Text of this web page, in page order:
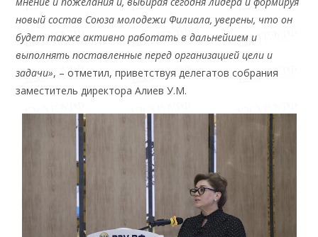
новый состав Союза молодежи Филиала, уверены, что он
будет также активно работать в дальнейшем и
выполнять поставленные перед организацией цели и
задачи», – отметил, приветствуя делегатов собрания
заместитель директора Алиев У.М.